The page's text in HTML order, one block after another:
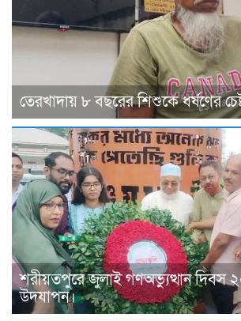
তেরখাদায় ৮ বছরের শিশুকে ধর্ষণের
শরীয়তপুরে জুলাই গণঅভ্যুত্থান দিবস
উদযাপন।